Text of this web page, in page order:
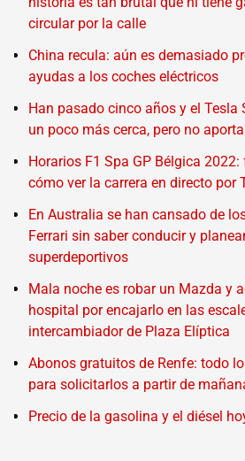
circular por la calle
China recula: aún es demasiado
ayudas a los coches eléctricos
Han pasado cinco años y el Tesla
un poco más cerca, pero no
Horarios F1 Spa GP Bélgica
cómo ver la carrera en directo por
En Australia se han cansado de
Ferrari sin saber conducir y
superdeportivos
Mala noche es robar un Mazda y
hospital por encajarlo en las
intercambiador de Plaza Elíptica
Abonos gratuitos de Renfe: todo
para solicitarlos a partir de
Precio de la gasolina y el diésel